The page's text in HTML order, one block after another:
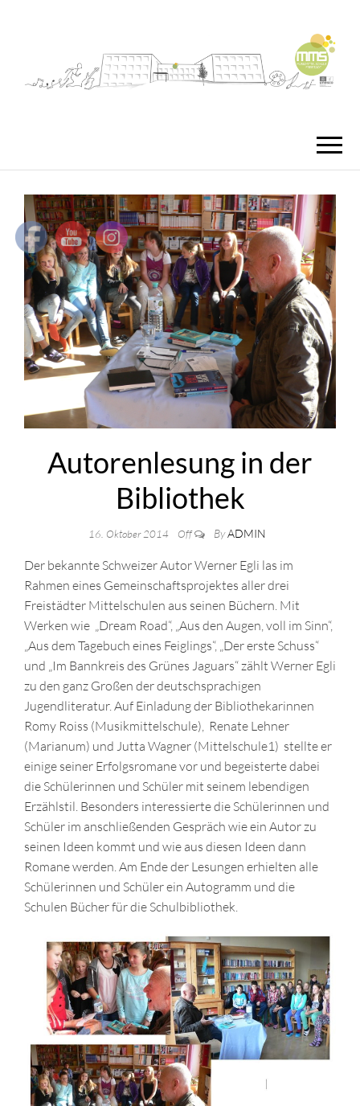
Autorenlesung in der
Bibliothek
16. Oktober 2014 Off By ADMIN
Der bekannte Schweizer Autor Werner Egli las im
Rahmen eines Gemeinschaftsprojektes aller drei
Freistädter Mittelschulen aus seinen Büchern. Mit
Werken wie „Dream Road“, „Aus den Augen, voll im Sinn“,
„Aus dem Tagebuch eines Feiglings“, „Der erste Schuss“
und „Im Bannkreis des Grünes Jaguars“ zählt Werner Egli
zu den ganz Großen der deutschsprachigen
Jugendliteratur. Auf Einladung der Bibliothekarinnen
Romy Roiss (Musikmittelschule), Renate Lehner
(Marianum) und Jutta Wagner (Mittelschule1) stellte er
einige seiner Erfolgsromane vor und begeisterte dabei
die Schülerinnen und Schüler mit seinem lebendigen
Erzählstil. Besonders interessierte die Schülerinnen und
Schüler im anschließenden Gespräch wie ein Autor zu
seinen Ideen kommt und wie aus diesen Ideen dann
Romane werden. Am Ende der Lesungen erhielten alle
Schülerinnen und Schüler ein Autogramm und die
Schulen Bücher für die Schulbibliothek.